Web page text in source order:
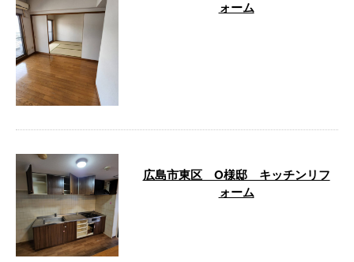
ォーム
広島市東区 O様邸 キッチンリフ
ォーム